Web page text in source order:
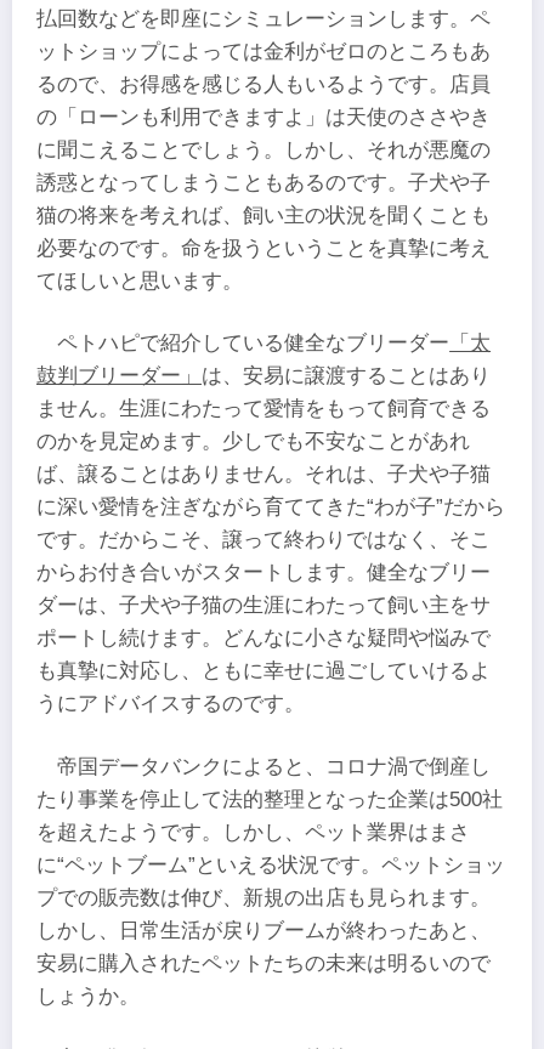
払回数などを即座にシミュレーションします。ペ
ットショップによっては金利がゼロのところもあ
るので、お得感を感じる人もいるようです。店員
の「ローンも利用できますよ」は天使のささやき
に聞こえることでしょう。しかし、それが悪魔の
誘惑となってしまうこともあるのです。子犬や子
猫の将来を考えれば、飼い主の状況を聞くことも
必要なのです。命を扱うということを真摯に考え
てほしいと思います。
ペトハピで紹介している健全なブリーダー 「太
鼓判ブリーダー」 は、安易に譲渡することはあり
ません。生涯にわたって愛情をもって飼育できる
のかを見定めます。少しでも不安なことがあれ
ば、譲ることはありません。それは、子犬や子猫
に深い愛情を注ぎながら育ててきた“わが子”だから
です。だからこそ、譲って終わりではなく、そこ
からお付き合いがスタートします。健全なブリー
ダーは、子犬や子猫の生涯にわたって飼い主をサ
ポートし続けます。どんなに小さな疑問や悩みで
も真摯に対応し、ともに幸せに過ごしていけるよ
うにアドバイスするのです。
帝国データバンクによると、コロナ渦で倒産し
たり事業を停止して法的整理となった企業は500社
を超えたようです。しかし、ペット業界はまさ
に“ペットブーム”といえる状況です。ペットショッ
プでの販売数は伸び、新規の出店も見られます。
しかし、日常生活が戻りブームが終わったあと、
安易に購入されたペットたちの未来は明るいので
しょうか。